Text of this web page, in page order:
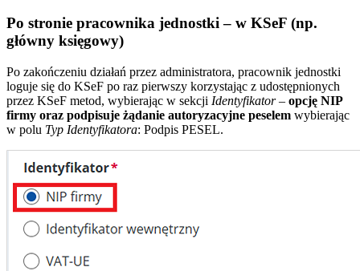
Po stronie pracownika jednostki – w KSeF (np.
główny księgowy)
Po zakończeniu działań przez administratora, pracownik jednostki
loguje się do KSeF po raz pierwszy korzystając z udostępnionych
przez KSeF metod, wybierając w sekcji Identyfikator– opcję NIP
firmy oraz podpisuje żądanie autoryzacyjne peselem wybierając
w polu Typ Identyfikatora: Podpis PESEL.